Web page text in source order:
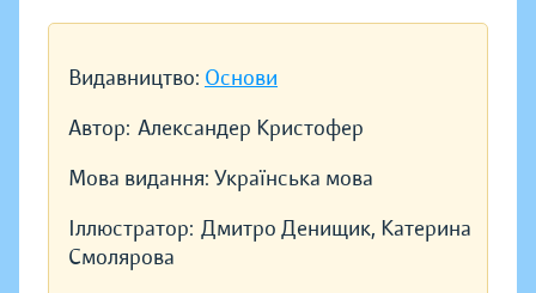
Видавництво: Основи
Автор: Александер Кристофер
Мова видання: Українська мова
Іллюстратор: Дмитро Денищик, Катерина
Смолярова